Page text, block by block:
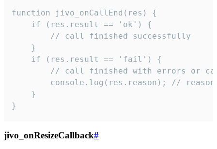
function jivo_onCallEnd(res) {
    if (res.result == 'ok') {
        // call finished successfully
    }
    if (res.result == 'fail') {
// call finished with errors or
console.log(res.reason); //
    }
}
jivo_onResizeCallback#